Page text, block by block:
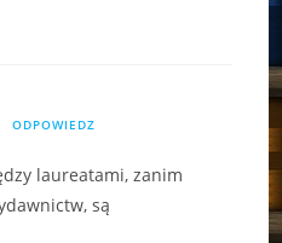
ODPOWIEDZ
laureatami, zanim
są